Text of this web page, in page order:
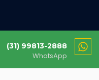
(31) 99813-2888
WhatsApp